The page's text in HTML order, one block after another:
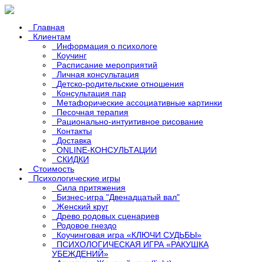
Главная
Клиентам
Информация о психологе
Коучинг
Расписание мероприятий
Личная консультация
Детско-родительские отношения
Консультация пар
Метафорические ассоциативные картинки
Песочная терапия
Рационально-интуитивное рисование
Контакты
Доставка
ONLINE-КОНСУЛЬТАЦИИ
СКИДКИ
Стоимость
Психологические игры
Сила притяжения
Бизнес-игра "Двенадцатый вал"
Женский круг
Древо родовых сценариев
Родовое гнездо
Коучинговая игра «КЛЮЧИ СУДЬБЫ»
ПСИХОЛОГИЧЕСКАЯ ИГРА «РАКУШКА
УБЕЖДЕНИЙ»